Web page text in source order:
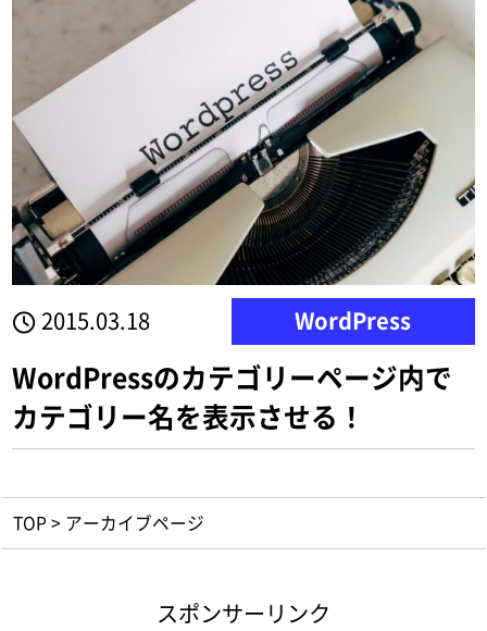
2015.03.18 WordPress
WordPressのカテゴリーページ内で
カテゴリー名を表示させる！
TOP > アーカイブページ
スポンサーリンク